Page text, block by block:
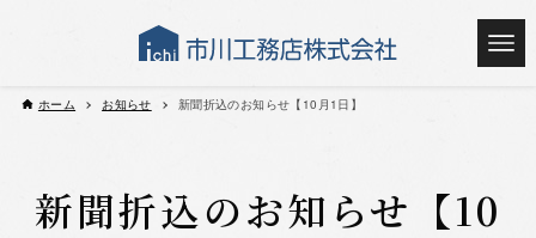
ホーム お知らせ 新聞折込のお知らせ【10月1日】
新聞折込のお知らせ【10